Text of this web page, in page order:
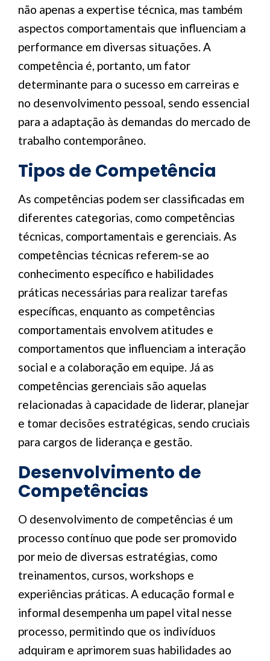
não apenas a expertise técnica, mas também
aspectos comportamentais que influenciam a
performance em diversas situações. A
competência é, portanto, um fator
determinante para o sucesso em carreiras e
no desenvolvimento pessoal, sendo essencial
para a adaptação às demandas do mercado de
trabalho contemporâneo.
Tipos de Competência
As competências podem ser classificadas em
diferentes categorias, como competências
técnicas, comportamentais e gerenciais. As
competências técnicas referem-se ao
conhecimento específico e habilidades
práticas necessárias para realizar tarefas
específicas, enquanto as competências
comportamentais envolvem atitudes e
comportamentos que influenciam a interação
social e a colaboração em equipe. Já as
competências gerenciais são aquelas
relacionadas à capacidade de liderar, planejar
e tomar decisões estratégicas, sendo cruciais
para cargos de liderança e gestão.
Desenvolvimento de
Competências
O desenvolvimento de competências é um
processo contínuo que pode ser promovido
por meio de diversas estratégias, como
treinamentos, cursos, workshops e
experiências práticas. A educação formal e
informal desempenha um papel vital nesse
processo, permitindo que os indivíduos
adquiram e aprimorem suas habilidades ao